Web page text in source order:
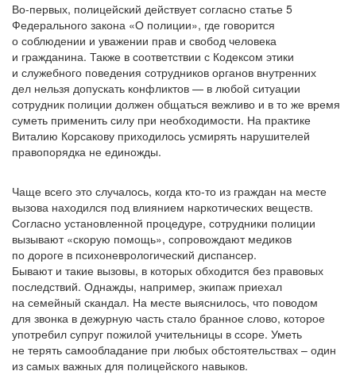
Во-первых, полицейский действует согласно статье 5
Федерального закона «О полиции», где говорится
о соблюдении и уважении прав и свобод человека
и гражданина. Также в соответствии с Кодексом этики
и служебного поведения сотрудников органов внутренних
дел нельзя допускать конфликтов — в любой ситуации
сотрудник полиции должен общаться вежливо и в то же время
суметь применить силу при необходимости. На практике
Виталию Корсакову приходилось усмирять нарушителей
правопорядка не единожды.
Чаще всего это случалось, когда кто-то из граждан на месте
вызова находился под влиянием наркотических веществ.
Согласно установленной процедуре, сотрудники полиции
вызывают «скорую помощь», сопровождают медиков
по дороге в психоневрологический диспансер.
Бывают и такие вызовы, в которых обходится без правовых
последствий. Однажды, например, экипаж приехал
на семейный скандал. На месте выяснилось, что поводом
для звонка в дежурную часть стало бранное слово, которое
употребил супруг пожилой учительницы в ссоре. Уметь
не терять самообладание при любых обстоятельствах – один
из самых важных для полицейского навыков.